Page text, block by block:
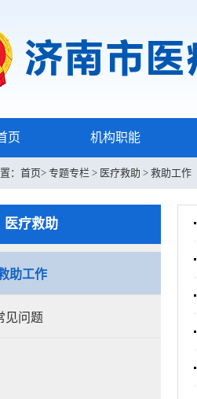
页 机构职能
： 首页> 专题专栏 > 医疗救助 > 救助工作
医疗救助
助工作
见问题